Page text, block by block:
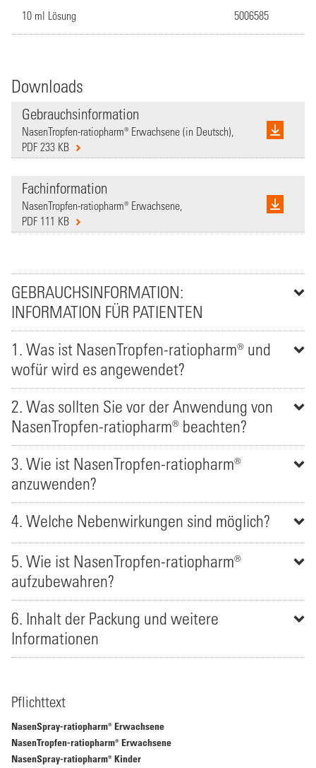
10 ml Lösung 5006585
Downloads
Gebrauchsinformation
NasenTropfen-ratiopharm® Erwachsene (in Deutsch),
PDF 233 KB
Fachinformation
NasenTropfen-ratiopharm® Erwachsene,
PDF 111 KB
GEBRAUCHSINFORMATION:
INFORMATION FÜR PATIENTEN
1. Was ist NasenTropfen-ratiopharm® und
wofür wird es angewendet?
2. Was sollten Sie vor der Anwendung von
NasenTropfen-ratiopharm® beachten?
3. Wie ist NasenTropfen-ratiopharm®
anzuwenden?
4. Welche Nebenwirkungen sind möglich?
5. Wie ist NasenTropfen-ratiopharm®
aufzubewahren?
6. Inhalt der Packung und weitere
Informationen
Pflichttext
NasenSpray-ratiopharm® Erwachsene
NasenTropfen-ratiopharm® Erwachsene
NasenSpray-ratiopharm® Kinder